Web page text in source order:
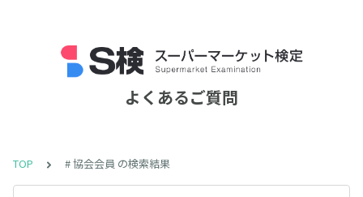
よくあるご質問
TOP # 協会会員 の検索結果